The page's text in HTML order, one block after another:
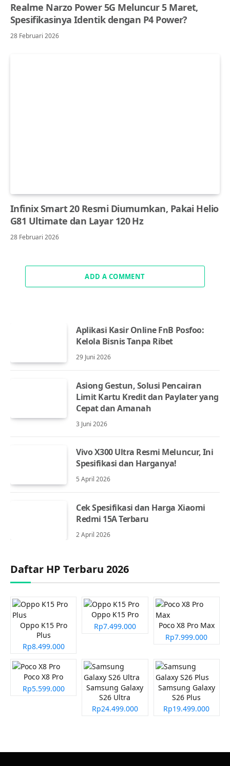
Realme Narzo Power 5G Meluncur 5 Maret,
Spesifikasinya Identik dengan P4 Power?
28 Februari 2026
Infinix Smart 20 Resmi Diumumkan, Pakai Helio
G81 Ultimate dan Layar 120 Hz
28 Februari 2026
ADD A COMMENT
Aplikasi Kasir Online FnB Posfoo:
Kelola Bisnis Tanpa Ribet
29 Juni 2026
Asiong Gestun, Solusi Pencairan
Limit Kartu Kredit dan Paylater yang
Cepat dan Amanah
3 Juni 2026
Vivo X300 Ultra Resmi Meluncur, Ini
Spesifikasi dan Harganya!
5 April 2026
Cek Spesifikasi dan Harga Xiaomi
Redmi 15A Terbaru
2 April 2026
Daftar HP Terbaru 2026
Oppo K15 Pro
Plus
Rp8.499.000
Oppo K15 Pro
Rp7.499.000
Poco X8 Pro Max
Rp7.999.000
Poco X8 Pro
Rp5.599.000
Samsung Galaxy
S26 Ultra
Rp24.499.000
Samsung Galaxy
S26 Plus
Rp19.499.000